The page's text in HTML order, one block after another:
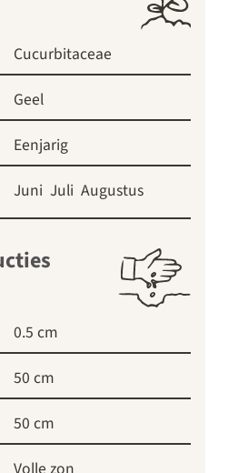
Cucurbitaceae
Geel
Eenjarig
Juni Juli Augustus
0.5 cm
50 cm
50 cm